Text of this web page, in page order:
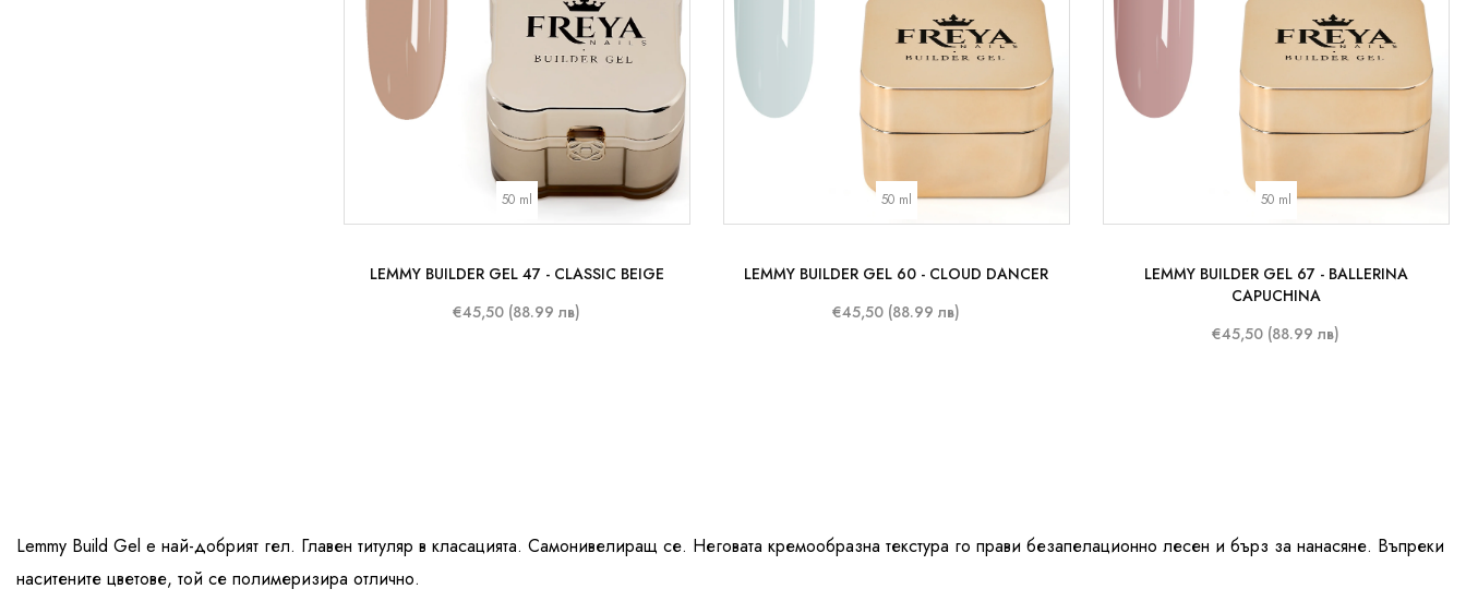
50 ml
LEMMY BUILDER GEL 47 - CLASSIC BEIGE
€45,50 (88.99 лв)
50 ml
LEMMY BUILDER GEL 60 - CLOUD DANCER
€45,50 (88.99 лв)
50 ml
LEMMY BUILDER GEL 67 - BALLERINA
CAPUCHINA
€45,50 (88.99 лв)
Lemmy Build Gel e най-добрият гел. Главен титуляр в класацията. Самонивелиращ се. Неговата кремообразна текстура го прави безапелационно лесен и бърз за нанасяне. Въпреки
наситените цветове, той се полимеризира отлично.